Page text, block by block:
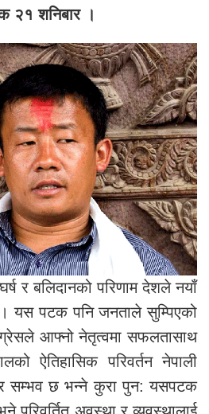
२१ शनिबार ।
र बलिदानको परिणाम देशले नयाँ
यस पटक पनि जनताले सुम्पिएको
आफ्नो नेतृत्वमा सफलतासाथ
ऐतिहासिक परिवर्तन नेपाली
सम्भव छ भन्ने कुरा पुन: यसपटक